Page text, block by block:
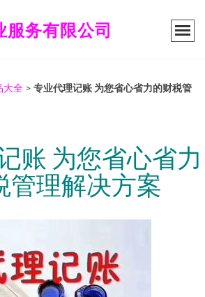
服务有限公司
大全 > 专业代理记账 为您省心省力的财税管
账 为您省心省力
管理解决方案